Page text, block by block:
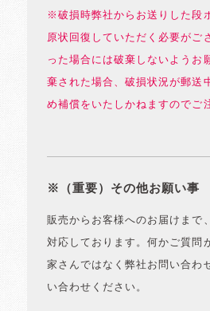
※破損時弊社からお送りした段
原状回復していただく必要がご
った場合には破棄しないようお
棄された場合、破損状況が郵送
め補償をいたしかねますのでご
※（重要）その他お願い事
販売からお客様へのお届けまで
対応しております。何かご質問
家さんではなく弊社お問い合わ
い合わせください。